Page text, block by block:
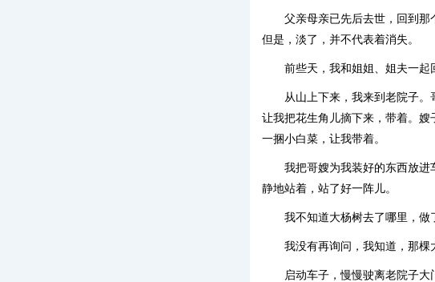
父亲母亲已先后去世，回到那
但是，淡了，并不代表着消失。
前些天，我和姐姐、姐夫一起
从山上下来，我来到老院子
让我把花生角儿摘下来，带着。
一捆小白菜，让我带着。
我把哥嫂为我装好的东西放
静地站着，站了好一阵儿。
我不知道大杨树去了哪里，做
我没有再询问，我知道，那棵
启动车子，慢慢驶离老院子大